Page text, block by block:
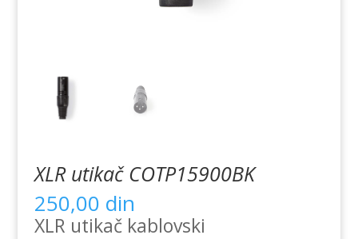
XLR utikač COTP15900BK
250,00 din
XLR utikač kablovski